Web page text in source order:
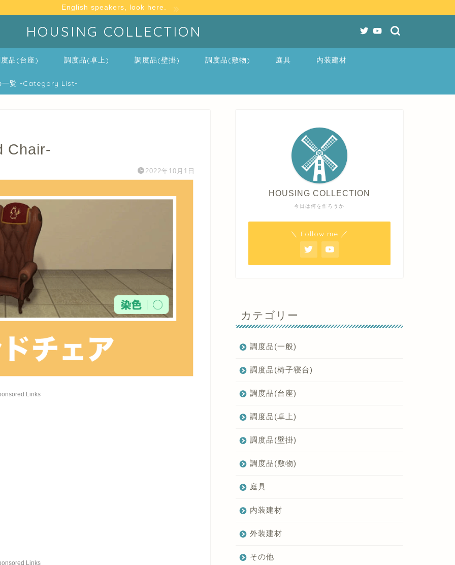
English speakers, look here.
HOUSING COLLECTION
品(台座) 調度品(卓上) 調度品(壁掛) 調度品(敷物) 庭具 内装建材
一覧 -Category List-
Chair-
2022年10月1日
Links
Links
今日は何を作ろうか
HOUSING COLLECTION
＼ Follow me ／
カテゴリー
調度品(一般)
調度品(椅子寝台)
調度品(台座)
調度品(卓上)
調度品(壁掛)
調度品(敷物)
庭具
内装建材
外装建材
その他